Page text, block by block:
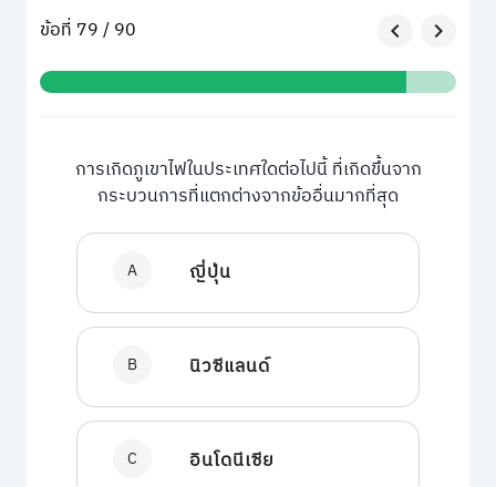
ข้อที่ 79 / 90
การเกิดภูเขาไฟในประเทศใดต่อไปนี้ ที่เกิดขึ้นจาก
กระบวนการที่แตกต่างจากข้ออื่นมากที่สุด
A ญี่ปุ่น
B นิวซีแลนด์
C อินโดนีเซีย